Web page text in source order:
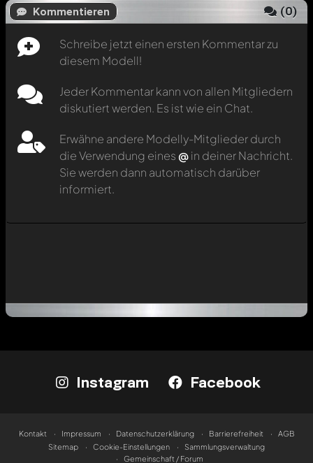
Kommentieren (0)
Schreibe jetzt einen ersten Kommentar zu
diesem Modell!
Jeder Kommentar kann von allen Mitgliedern
diskutiert werden. Es ist wie ein Chat.
Erwähne andere Modelly-Mitglieder durch
die Verwendung eines @in deiner Nachricht.
Sie werden dann automatisch darüber
informiert.
Instagram Facebook
Kontakt Impressum Datenschutzerklärung Barrierefreiheit
AGB
Sitemap
Cookie-Einstellungen
Sammlungsverwaltung
Gemeinschaft / Forum